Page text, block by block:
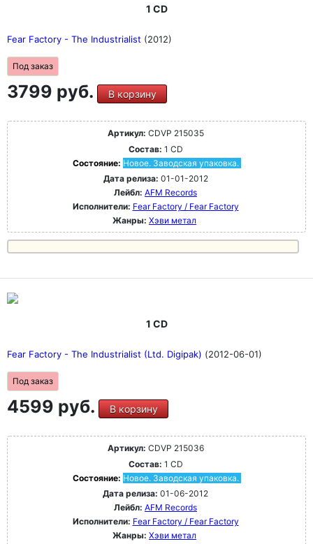
1 CD
Fear Factory - The Industrialist (2012)
Под заказ
3799 руб. В корзину
Артикул: CDVP 215035
Состав: 1 CD
Состояние: Новое. Заводская упаковка.
Дата релиза: 01-01-2012
Лейбл: AFM Records
Исполнители: Fear Factory / Fear Factory
Жанры: Хэви метал
1 CD
Fear Factory - The Industrialist (Ltd. Digipak) (2012-06-01)
Под заказ
4599 руб. В корзину
Артикул: CDVP 215036
Состав: 1 CD
Состояние: Новое. Заводская упаковка.
Дата релиза: 01-06-2012
Лейбл: AFM Records
Исполнители: Fear Factory / Fear Factory
Жанры: Хэви метал